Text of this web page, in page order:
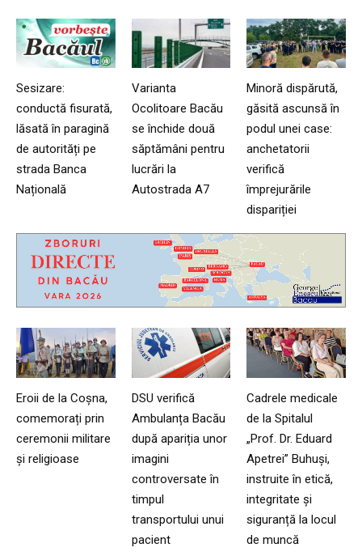
Sesizare:
conductă fisurată,
lăsată în paragină
de autorități pe
strada Banca
Națională
Varianta
Ocolitoare Bacău
se închide două
săptămâni pentru
lucrări la
Autostrada A7
Minoră dispărută,
găsită ascunsă în
podul unei case:
anchetatorii
verifică
împrejurările
dispariției
Eroii de la Coșna,
comemorați prin
ceremonii militare
și religioase
DSU verifică
Ambulanța Bacău
după apariția unor
imagini
controversate în
timpul
transportului unui
pacient
Cadrele medicale
de la Spitalul
„Prof. Dr. Eduard
Apetrei” Buhuși,
instruite în etică,
integritate și
siguranță la locul
de muncă